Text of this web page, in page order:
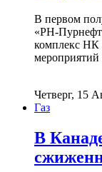
В первом
«РН-
комплекс НК
мероприятий
Четверг, 15
Газ
В